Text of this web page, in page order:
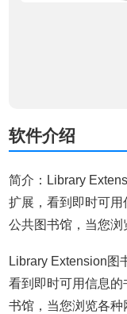
软件介绍
简介：Library
扩展，看到即时可
公共图书馆，当您浏
Library Extension图
看到即时可用信息
书馆，当您浏览各种